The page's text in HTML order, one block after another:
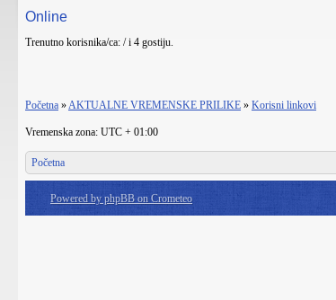
Online
Trenutno korisnika/ca: / i 4 gostiju.
Početna »AKTUALNE VREMENSKE PRILIKE » Korisni linkovi
Vremenska zona: UTC + 01:00
Početna
Powered by phpBB on Crometeo